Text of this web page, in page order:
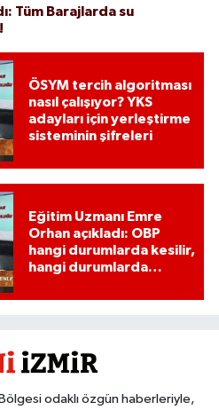
Tüm Barajlarda su
ÖSYM tercih algoritması
nasıl çalışıyor? YKS
adayları için yerleştirme
sisteminin şifreleri
Eğitim Uzmanı Emre
Orhan açıkladı: OBP
hangi durumlarda kesilir,
hangi durumlarda
odaklı özgün haberleriyle,